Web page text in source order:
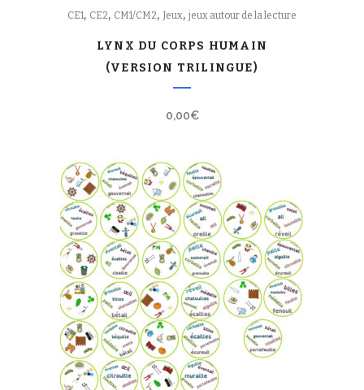
CE1, CE2, CM1/CM2, Jeux, jeux autour de la lecture
LYNX DU CORPS HUMAIN
(VERSION TRILINGUE)
0,00€